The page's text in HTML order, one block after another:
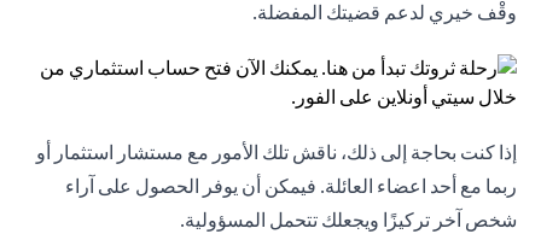
وقْف خيري لدعم قضيتك المفضلة.
إذا كنت بحاجة إلى ذلك، ناقش تلك الأمور مع مستشار استثمار أو
ربما مع أحد اعضاء العائلة. فيمكن أن يوفر الحصول على آراء
شخص آخر تركيزًا ويجعلك تتحمل المسؤولية.